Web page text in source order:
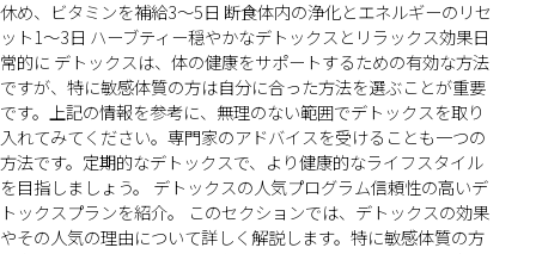
休め、ビタミンを補給3〜5日 断食体内の浄化とエネルギーのリセ
ット1〜3日 ハーブティー穏やかなデトックスとリラックス効果日
常的に デトックスは、体の健康をサポートするための有効な方法
ですが、特に敏感体質の方は自分に合った方法を選ぶことが重要
です。上記の情報を参考に、無理のない範囲でデトックスを取り
入れてみてください。専門家のアドバイスを受けることも一つの
方法です。定期的なデトックスで、より健康的なライフスタイル
を目指しましょう。 デトックスの人気プログラム信頼性の高いデ
トックスプランを紹介。 このセクションでは、デトックスの効果
やその人気の理由について詳しく解説します。特に敏感体質の方